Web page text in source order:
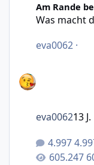
Am Rande
Was macht
eva0062 ·
eva006213 J.